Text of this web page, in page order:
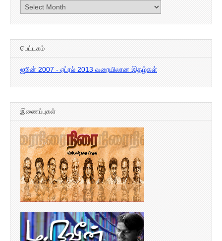
கடந்த
இதழ்கள்
பெட்டகம்
ஜூன் 2007 - ஏப்ரல் 2013 வரையிலான இதழ்கள்
இணைப்புகள்